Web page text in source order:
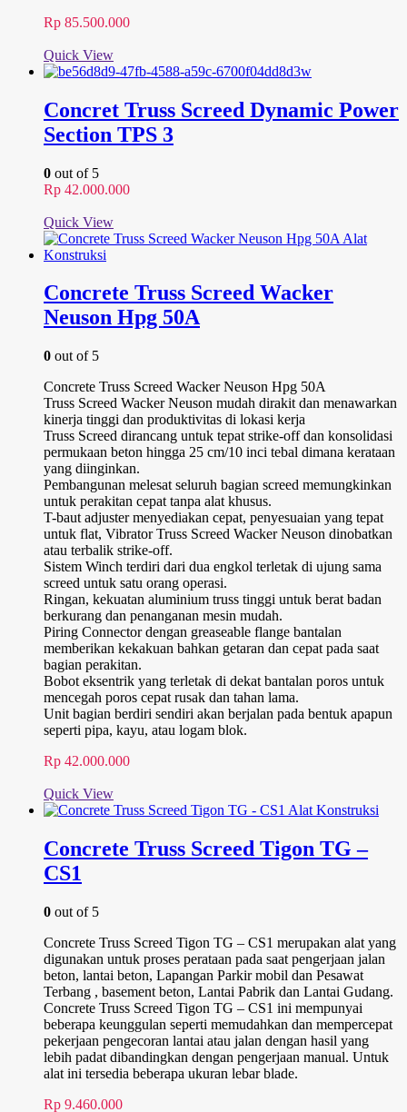
Rp 85.500.000
Quick View
Concret Truss Screed Dynamic Power
Section TPS 3
0 out of 5
Rp 42.000.000
Quick View
Concrete Truss Screed Wacker
Neuson Hpg 50A
0 out of 5
Concrete Truss Screed Wacker Neuson Hpg 50A
Truss Screed Wacker Neuson mudah dirakit dan menawarkan
kinerja tinggi dan produktivitas di lokasi kerja
Truss Screed dirancang untuk tepat strike-off dan konsolidasi
permukaan beton hingga 25 cm/10 inci tebal dimana kerataan
yang diinginkan.
Pembangunan melesat seluruh bagian screed memungkinkan
untuk perakitan cepat tanpa alat khusus.
T-baut adjuster menyediakan cepat, penyesuaian yang tepat
untuk flat, Vibrator Truss Screed Wacker Neuson dinobatkan
atau terbalik strike-off.
Sistem Winch terdiri dari dua engkol terletak di ujung sama
screed untuk satu orang operasi.
Ringan, kekuatan aluminium truss tinggi untuk berat badan
berkurang dan penanganan mesin mudah.
Piring Connector dengan greaseable flange bantalan
memberikan kekakuan bahkan getaran dan cepat pada saat
bagian perakitan.
Bobot eksentrik yang terletak di dekat bantalan poros untuk
mencegah poros cepat rusak dan tahan lama.
Unit bagian berdiri sendiri akan berjalan pada bentuk apapun
seperti pipa, kayu, atau logam blok.
Rp 42.000.000
Quick View
Concrete Truss Screed Tigon TG –
CS1
0 out of 5
Concrete Truss Screed Tigon TG – CS1 merupakan alat yang
digunakan untuk proses perataan pada saat pengerjaan jalan
beton, lantai beton, Lapangan Parkir mobil dan Pesawat
Terbang , basement beton, Lantai Pabrik dan Lantai Gudang.
Concrete Truss Screed Tigon TG – CS1 ini mempunyai
beberapa keunggulan seperti memudahkan dan mempercepat
pekerjaan pengecoran lantai atau jalan dengan hasil yang
lebih padat dibandingkan dengan pengerjaan manual. Untuk
alat ini tersedia beberapa ukuran lebar blade.
Rp 9.460.000